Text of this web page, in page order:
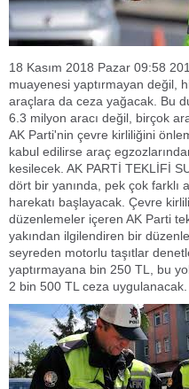
18 Kasım 2018 Pazar 09:58
muayenesi yaptırmayan değil,
araçlara da ceza yağacak. Bu
6.3 milyon aracı değil, birçok
AK Parti'nin çevre kirliliğini
kabul edilirse araç
kesilecek. AK PARTİ TEKLİFİ
dört bir yanında, pek çok farklı
harekatı başlayacak. Çevre
düzenlemeler içeren AK Parti
yakından ilgilendiren bir
seyreden motorlu taşıtlar
yaptırmayana bin 250 TL, bu
2 bin 500 TL ceza uygulanacak.